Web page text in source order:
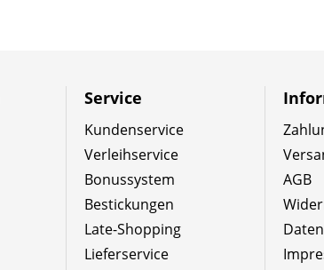
Service
Kundenservice
Verleihservice
Bonussystem
Bestickungen
Late-Shopping
Lieferservice
AGB